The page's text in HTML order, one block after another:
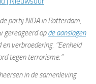
partij NIDA in Rotterdam,
gereageerd opde aanslagen
verbroedering. “Eenheid
tegen terrorisme.”
in de samenleving.